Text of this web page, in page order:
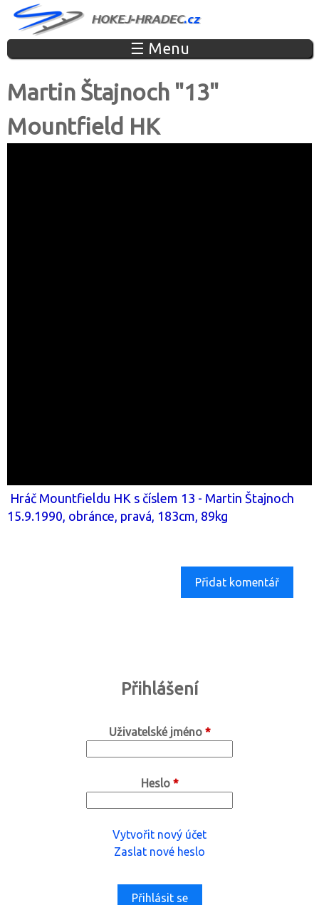
☰ Menu
Martin Štajnoch "13"
Mountfield HK
Hráč Mountfieldu HK s číslem 13 - Martin Štajnoch
15.9.1990, obránce, pravá, 183cm, 89kg
Přidat komentář
Přihlášení
Uživatelské jméno *
Heslo *
Vytvořit nový účet
Zaslat nové heslo